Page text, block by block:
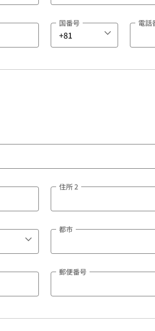
国番号 電話
住所 2
都市
郵便番号